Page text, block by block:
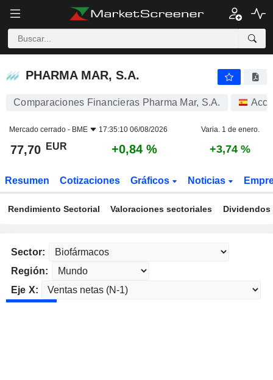
PHARMA MAR, S.A.
PHARMA MAR, S.A.
Comparaciones Financieras Pharma Mar, S.A.
Mercado cerrado - BME 17:35:10 06/08/2026 Varia. 1 de enero.
77,70 EUR +0,84 % +3,74 %
Resumen Cotizaciones Gráficos Noticias
Rendimiento Sectorial Valoraciones sectoriales
Sector:
Región:
Eje X: